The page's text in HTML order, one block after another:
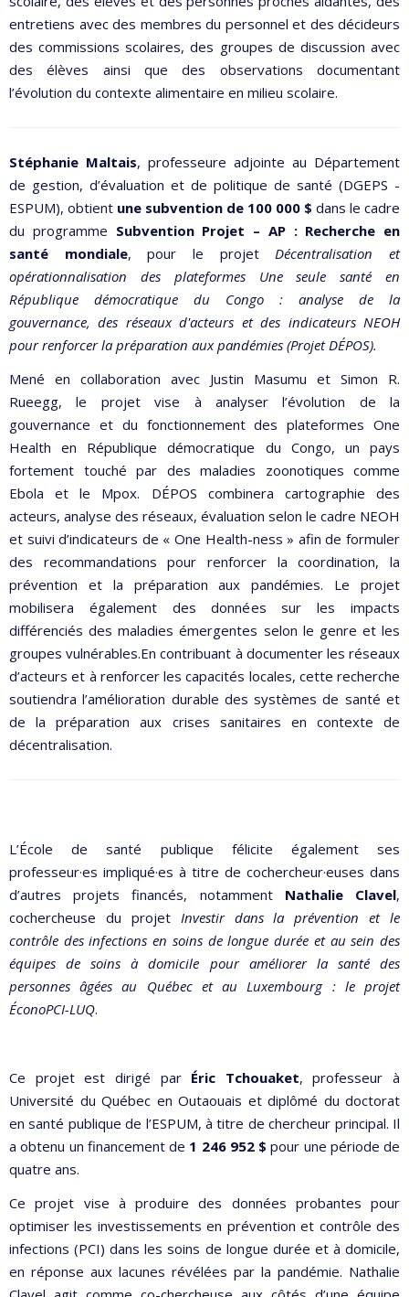
entretiens avec des membres du personnel et des décideurs
des commissions scolaires, des groupes de discussion avec
des élèves ainsi que des observations documentant
l’évolution du contexte alimentaire en milieu scolaire.
Stéphanie Maltais, professeure adjointe au Département
de gestion, d’évaluation et de politique de santé (DGEPS -
ESPUM), obtient une subvention de 100 000 $ dans le cadre
du programme Subvention Projet – AP : Recherche en
santé mondiale, pour le projet Décentralisation et
opérationnalisation des plateformes Une seule santé en
République démocratique du Congo : analyse de la
gouvernance, des réseaux d'acteurs et des indicateurs NEOH
pour renforcer la préparation aux pandémies (Projet DÉPOS).
Mené en collaboration avec Justin Masumu et Simon R.
Rueegg, le projet vise à analyser l’évolution de la
gouvernance et du fonctionnement des plateformes One
Health en République démocratique du Congo, un pays
fortement touché par des maladies zoonotiques comme
Ebola et le Mpox. DÉPOS combinera cartographie des
acteurs, analyse des réseaux, évaluation selon le cadre NEOH
et suivi d’indicateurs de « One Health-ness » afin de formuler
des recommandations pour renforcer la coordination, la
prévention et la préparation aux pandémies. Le projet
mobilisera également des données sur les impacts
différenciés des maladies émergentes selon le genre et les
groupes vulnérables.En contribuant à documenter les réseaux
d’acteurs et à renforcer les capacités locales, cette recherche
soutiendra l’amélioration durable des systèmes de santé et
de la préparation aux crises sanitaires en contexte de
décentralisation.
L’École de santé publique félicite également ses
professeur·es impliqué·es à titre de cochercheur·euses dans
d’autres projets financés, notamment Nathalie Clavel,
cochercheuse du projet Investir dans la prévention et le
contrôle des infections en soins de longue durée et au sein des
équipes de soins à domicile pour améliorer la santé des
personnes âgées au Québec et au Luxembourg : le projet
ÉconoPCI-LUQ.
Ce projet est dirigé par Éric Tchouaket, professeur à
Université du Québec en Outaouais et diplômé du doctorat
en santé publique de l’ESPUM, à titre de chercheur principal. Il
a obtenu un financement de 1 246 952 $ pour une période de
quatre ans.
Ce projet vise à produire des données probantes pour
optimiser les investissements en prévention et contrôle des
infections (PCI) dans les soins de longue durée et à domicile,
en réponse aux lacunes révélées par la pandémie. Nathalie